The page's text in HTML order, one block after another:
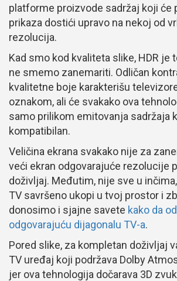
platforme proizvode sadržaj koji će
prikaza dostići upravo na nekoj od
rezolucija.
Kad smo kod kvaliteta slike, HDR je
ne smemo zanemariti. Odličan
kvalitetne boje karakterišu
oznakom, ali će svakako ova
samo prilikom emitovanja sadržaja
kompatibilan.
Veličina ekrana svakako nije za
veći ekran odgovarajuće rezolucije
doživljaj. Međutim, nije sve u
TV savršeno ukopi u tvoj prostor i
donosimo i sjajne savete kako da
odgovarajuću dijagonalu TV-a.
Pored slike, za kompletan doživljaj
TV uređaj koji podržava Dolby
jer ova tehnologija dočarava 3D